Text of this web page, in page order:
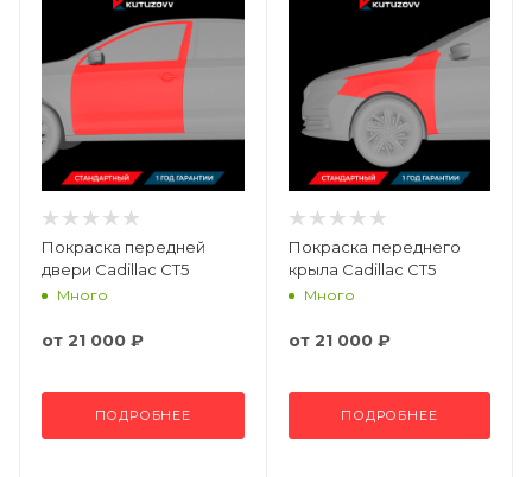
Покраска передней
двери Cadillac CT5
Много
от 21 000 ₽
ПОДРОБНЕЕ
Покраска переднего
крыла Cadillac CT5
Много
от 21 000 ₽
ПОДРОБНЕЕ